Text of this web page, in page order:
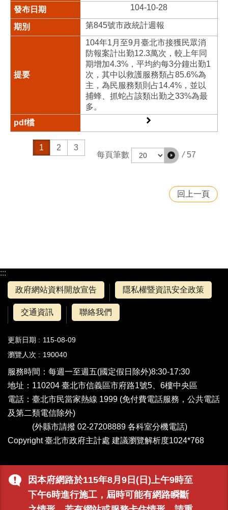
因本府網路於115年8月9日(日)上午9時至
下午6時進行施工，屆時可能有網路瞬斷
104-10-28
第845號市政統計週報
104年1月至9月臺北市接獲民眾消
防報案計出勤12.3萬次，較上年同
期增加4.3%，平均約每3分鐘出勤1
次，其中以救護服務類占85.6%為
主，為民服務類則占14.4%，並以
捕蜂、抓蛇占該類出勤之33%為最
多。
1 2
3
每頁筆數
/ 57
回上一頁
:::
政府網站資料開放宣告
隱私權暨資訊安全政策
交通資訊 聯絡我們
更新日期
115-08-09
瀏覽人次
190040
服務時間：每週一至週五(國定假日除外)8:30-17:30
地址：110204 臺北市信義區市府路1號5、6樓中央區
電話： 臺北市民當家熱線 1999 (免付費電話服務，公共電話
及第二類電信除外)
(外縣市請撥 02-27208889 各科室分機電話)
Copyright 臺北市政府主計處 建議瀏覽解析度1024*768